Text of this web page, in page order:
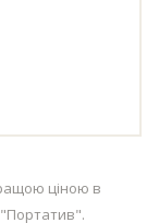
ціною в
"Портатив".